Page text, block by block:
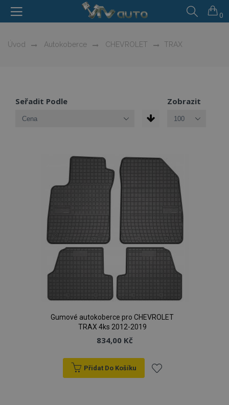
0
Úvod Autokoberce CHEVROLET TRAX
Seřadit Podle Zobrazit
Gumové autokoberce pro CHEVROLET
TRAX 4ks 2012-2019
834,00 Kč
Přidat Do Košíku